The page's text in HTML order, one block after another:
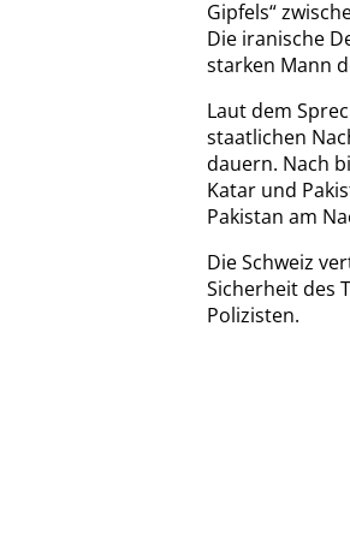
Gipfels“
Die iranische
starken Mann
Laut dem
staatlichen
dauern. Nach
Katar und
Pakistan am
Die Schweiz
Sicherheit des
Polizisten.